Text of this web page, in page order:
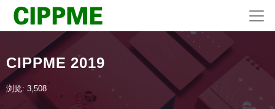
CIPPME 2019
浏览: 3,508